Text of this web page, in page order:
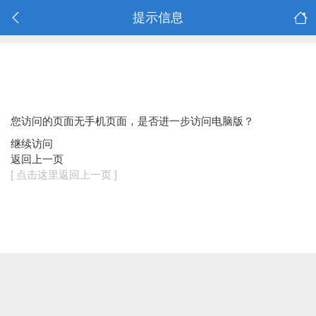
提示信息
您访问的页面无手机页面，是否进一步访问电脑版？
继续访问
返回上一页
[ 点击这里返回上一页 ]